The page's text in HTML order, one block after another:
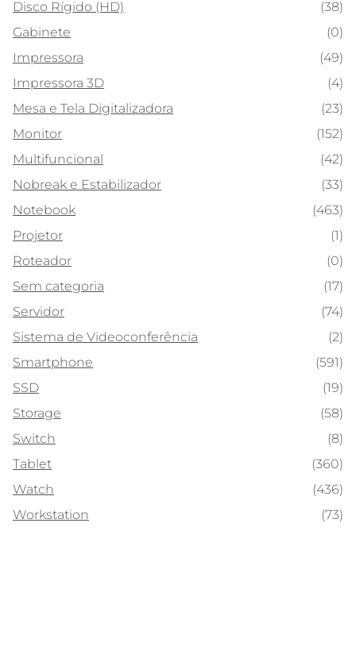
Disco Rígido (HD)
(38)
Gabinete
(0)
Impressora
(49)
Impressora 3D
(4)
Mesa e Tela Digitalizadora
(23)
Monitor
(152)
Multifuncional
(42)
Nobreak e Estabilizador
(33)
Notebook
(463)
Projetor
(1)
Roteador
(0)
Sem categoria
(17)
Servidor
(74)
Sistema de Videoconferência
(2)
Smartphone
(591)
SSD
(19)
Storage
(58)
Switch
(8)
Tablet
(360)
Watch
(436)
Workstation
(73)